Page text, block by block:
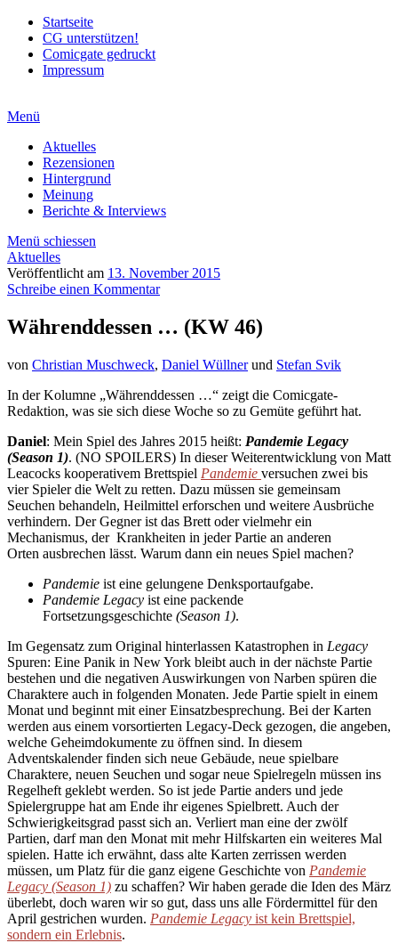
Startseite
CG unterstützen!
Comicgate gedruckt
Impressum
Menü
Aktuelles
Rezensionen
Hintergrund
Meinung
Berichte & Interviews
Menü schiessen
Aktuelles
Veröffentlicht am 13. November 2015
Schreibe einen Kommentar
Währenddessen … (KW 46)
von Christian Muschweck, Daniel Wüllnerund Stefan Svik
In der Kolumne „Währenddessen …“ zeigt die Comicgate-
Redaktion, was sie sich diese Woche so zu Gemüte geführt hat.
Daniel: Mein Spiel des Jahres 2015 heißt: Pandemie Legacy
(Season 1). (NO SPOILERS) In dieser Weiterentwicklung von Matt
Leacocks kooperativem Brettspiel Pandemie versuchen zwei bis
vier Spieler die Welt zu retten. Dazu müssen sie gemeinsam
Seuchen behandeln, Heilmittel erforschen und weitere Ausbrüche
verhindern. Der Gegner ist das Brett oder vielmehr ein
Mechanismus, der Krankheiten in jeder Partie an anderen
Orten ausbrechen lässt. Warum dann ein neues Spiel machen?
Pandemie ist eine gelungene Denksportaufgabe.
Pandemie Legacy ist eine packende
Fortsetzungsgeschichte (Season 1).
Im Gegensatz zum Original hinterlassen Katastrophen in Legacy
Spuren: Eine Panik in New York bleibt auch in der nächste Partie
bestehen und die negativen Auswirkungen von Narben spüren die
Charaktere auch in folgenden Monaten. Jede Partie spielt in einem
Monat und beginnt mit einer Einsatzbesprechung. Bei der Karten
werden aus einem vorsortierten Legacy-Deck gezogen, die angeben,
welche Geheimdokumente zu öffnen sind. In diesem
Adventskalender finden sich neue Gebäude, neue spielbare
Charaktere, neuen Seuchen und sogar neue Spielregeln müssen ins
Regelheft geklebt werden. So ist jede Partie anders und jede
Spielergruppe hat am Ende ihr eigenes Spielbrett. Auch der
Schwierigkeitsgrad passt sich an. Verliert man eine der zwölf
Partien, darf man den Monat mit mehr Hilfskarten ein weiteres Mal
spielen. Hatte ich erwähnt, dass alte Karten zerrissen werden
müssen, um Platz für die ganz eigene Geschichte von Pandemie
Legacy (Season 1) zu schaffen? Wir haben gerade die Iden des März
überlebt, doch waren wir so gut, dass uns alle Fördermittel für den
April gestrichen wurden. Pandemie Legacy ist kein Brettspiel,
sondern ein Erlebnis.